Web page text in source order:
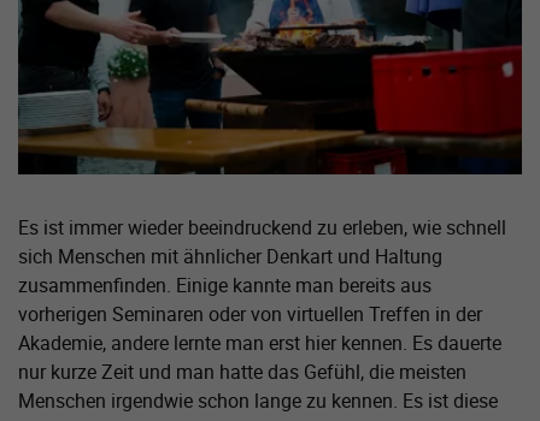
Es ist immer wieder beeindruckend zu erleben, wie schnell
sich Menschen mit ähnlicher Denkart und Haltung
zusammenfinden. Einige kannte man bereits aus
vorherigen Seminaren oder von virtuellen Treffen in der
Akademie, andere lernte man erst hier kennen. Es dauerte
nur kurze Zeit und man hatte das Gefühl, die meisten
Menschen irgendwie schon lange zu kennen. Es ist diese